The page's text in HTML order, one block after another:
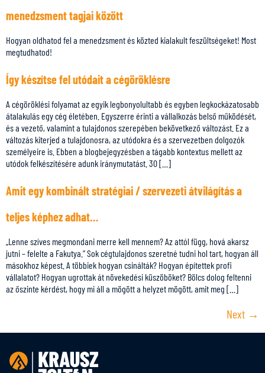
menedzsment tagjai között
Hogyan oldhatod fel a menedzsment és közted kialakult feszültségeket! Most
megtudhatod!
Így készítse fel utódait a cégöröklésre
A cégöröklési folyamat az egyik legbonyolultabb és egyben legkockázatosabb
átalakulás egy cég életében. Egyszerre érinti a vállalkozás belső működését,
és a vezető, valamint a tulajdonos szerepében bekövetkező változást. Ez a
változás kiterjed a tulajdonosra, az utódokra és a szervezetben dolgozók
személyeire is. Ebben a blogbejegyzésben a tágabb kontextus mellett az
utódok felkészítésére adunk iránymutatást. 30 […]
Amit egy kombinált stratégiai / szervezeti átvilágítás a
teljes képhez adhat…
„Lenne szíves megmondani merre kell mennem? Az attól függ, hová akarsz
jutni – felelte a Fakutya.” Sok cégtulajdonos szeretné tudni hol tart, hogyan áll
másokhoz képest. A többiek hogyan csinálták? Hogyan építettek profi
vállalatot? Hogyan ugrottak át növekedési küszöböket? Bölcs dolog feltenni
az őszinte kérdést, hogy mi áll a mögött a helyzet mögött, amit meg […]
Next →